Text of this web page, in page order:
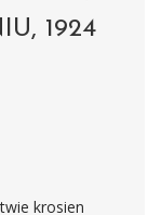
1924
krosien